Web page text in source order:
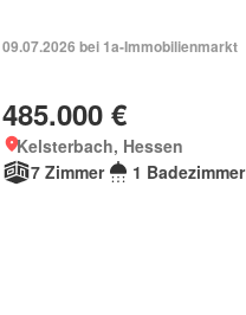
09.07.2026 bei 1a-Immobilienmarkt
485.000 €
Kelsterbach, Hessen
7 Zimmer
1 Badezimmer